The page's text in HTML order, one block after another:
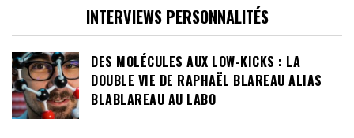
INTERVIEWS PERSONNALITÉS
DES MOLÉCULES AUX LOW-KICKS : LA
DOUBLE VIE DE RAPHAËL BLAREAU ALIAS
BLABLAREAU AU LABO